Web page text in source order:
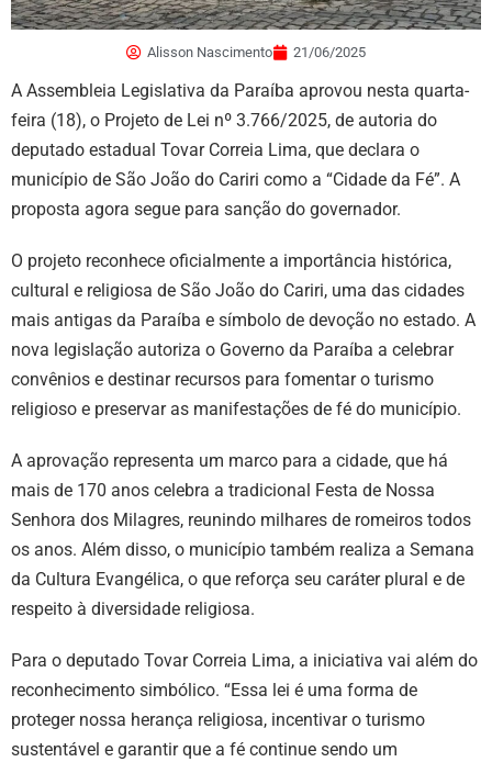
Alisson Nascimento 21/06/2025
A Assembleia Legislativa da Paraíba aprovou nesta quarta-
feira (18), o Projeto de Lei nº 3.766/2025, de autoria do
deputado estadual Tovar Correia Lima, que declara o
município de São João do Cariri como a “Cidade da Fé”. A
proposta agora segue para sanção do governador.
O projeto reconhece oficialmente a importância histórica,
cultural e religiosa de São João do Cariri, uma das cidades
mais antigas da Paraíba e símbolo de devoção no estado. A
nova legislação autoriza o Governo da Paraíba a celebrar
convênios e destinar recursos para fomentar o turismo
religioso e preservar as manifestações de fé do município.
A aprovação representa um marco para a cidade, que há
mais de 170 anos celebra a tradicional Festa de Nossa
Senhora dos Milagres, reunindo milhares de romeiros todos
os anos. Além disso, o município também realiza a Semana
da Cultura Evangélica, o que reforça seu caráter plural e de
respeito à diversidade religiosa.
Para o deputado Tovar Correia Lima, a iniciativa vai além do
reconhecimento simbólico. “Essa lei é uma forma de
proteger nossa herança religiosa, incentivar o turismo
sustentável e garantir que a fé continue sendo um